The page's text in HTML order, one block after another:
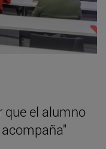
que el alumno